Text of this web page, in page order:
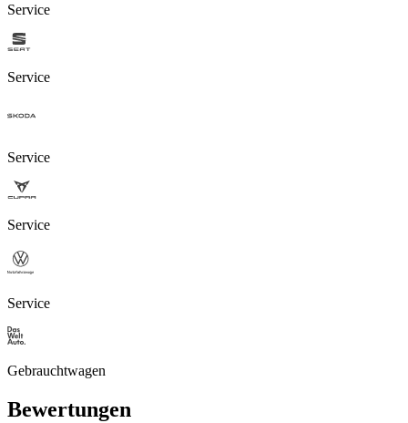
Service
Service
Service
Service
Service
Gebrauchtwagen
Bewertungen